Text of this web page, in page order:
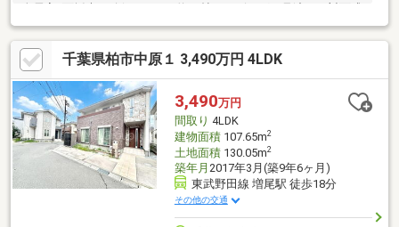
全居室2面採光を確保・LDKは約16帖・リビングを見渡せる対面式
キッチン・キッチンと洗面室が近く、家事動線良好・コミュニケ
ーションが取りやすいリビング階段・固定階段仕様の小屋裏収
納・各階にトイレ有・駐車スペース有(車種による)▼周辺環境・
柏第八小学校 徒歩9分(約680m)・セブンイレブン柏豊四季向中原
店 徒歩5分(約390m)■ ご希望の住まい探しをお手伝いします
━━━━━・・・物件の詳細・ご相談はお気軽にお問い合わせく
ださい。
千葉県柏市中原１ 3,490万円 4LDK
3,490万円
間取り 4LDK
建物面積107.65m2
土地面積130.05m2
築年月 2017年3月(築9年6ヶ月)
東武野田線 増尾駅 徒歩18分
その他の交通